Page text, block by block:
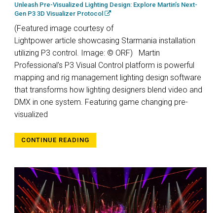
Unleash Pre-Visualized Lighting Design: Explore Martin’s Next-
Gen P3 3D Visualizer Protocol
(Featured image courtesy of
Lightpower article showcasing Starmania installation
utilizing P3 control. Image: © ORF) Martin
Professional’s P3 Visual Control platform is powerful
mapping and rig management lighting design software
that transforms how lighting designers blend video and
DMX in one system. Featuring game changing pre-
visualized
CONTINUE READING